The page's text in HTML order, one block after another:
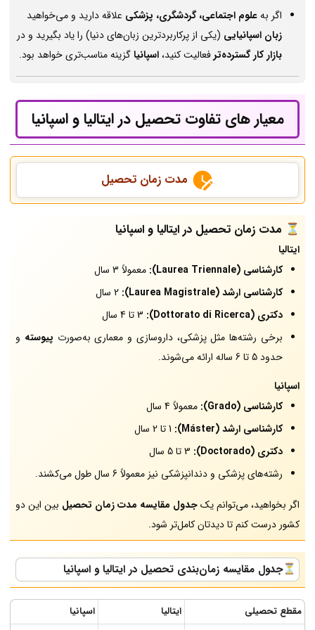
اگر بهعلوم اجتماعی، گردشگری، پزشکی علاقه دارید و می‌خواهید
زبان اسپانیایی (یکی از پرکاربردترین زبان‌های دنیا) را یاد بگیرید و در
بازار کار گسترده‌ترفعالیت کنید،اسپانیا گزینه مناسب‌تری خواهد بود.
معیار های تفاوت تحصیل در ایتالیا و اسپانیا
مدت زمان تحصیل
⏳ مدت زمان تحصیل در ایتالیا و اسپانیا
ایتالیا
کارشناسی (Laurea Triennale):
معمولاً 3 سال
کارشناسی ارشد (Laurea Magistrale):
دکتری (Dottorato di Ricerca):
برخی رشته‌ها مثل پزشکی، داروسازی و معماری به‌صورت پیوسته و
حدود 5 تا 6 ساله ارائه می‌شوند.
اسپانیا
کارشناسی (Grado):
معمولاً 4 سال
کارشناسی ارشد (Máster):
دکتری (Doctorado):
رشته‌های پزشکی و دندانپزشکی نیز معمولاً 6 سال طول می‌کشند.
اگر بخواهید، می‌توانم یکجدول مقایسه مدت زمان تحصیل بین این دو
کشور درست کنم تا دیدتان کامل‌تر شود.
⏳جدول مقایسه زمان‌بندی تحصیل در ایتالیا و اسپانیا
مقطع تحصیلی ایتالیا
اسپانیا